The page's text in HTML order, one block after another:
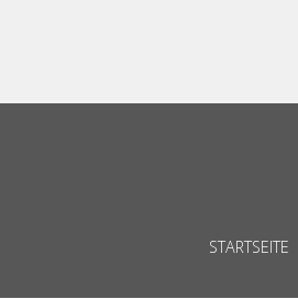
STARTSEITE